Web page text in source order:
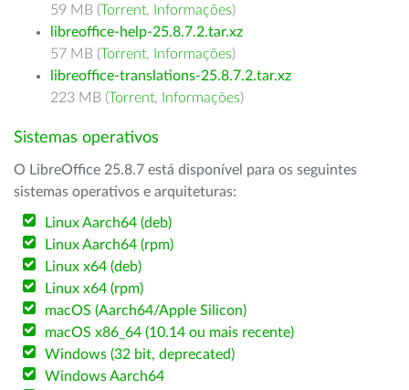
59 MB (Torrent, Informações)
libreoffice-help-25.8.7.2.tar.xz
57 MB (Torrent, Informações)
libreoffice-translations-25.8.7.2.tar.xz
223 MB (Torrent, Informações)
Sistemas operativos
O LibreOffice 25.8.7 está disponível para os seguintes
sistemas operativos e arquiteturas:
Linux Aarch64 (deb)
Linux Aarch64 (rpm)
Linux x64 (deb)
Linux x64 (rpm)
macOS (Aarch64/Apple Silicon)
macOS x86_64 (10.14 ou mais recente)
Windows (32 bit, deprecated)
Windows Aarch64